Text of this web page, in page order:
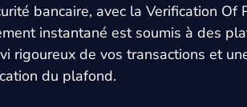
bancaire, avec la Verification
instantané est soumis à des
rigoureux de vos transactions et
du plafond.